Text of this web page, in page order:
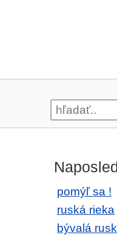
pomýľ sa !
ruská rieka
bývalá